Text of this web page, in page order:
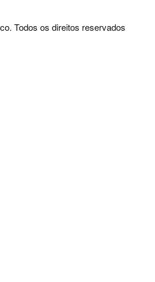
Todos os direitos reservados